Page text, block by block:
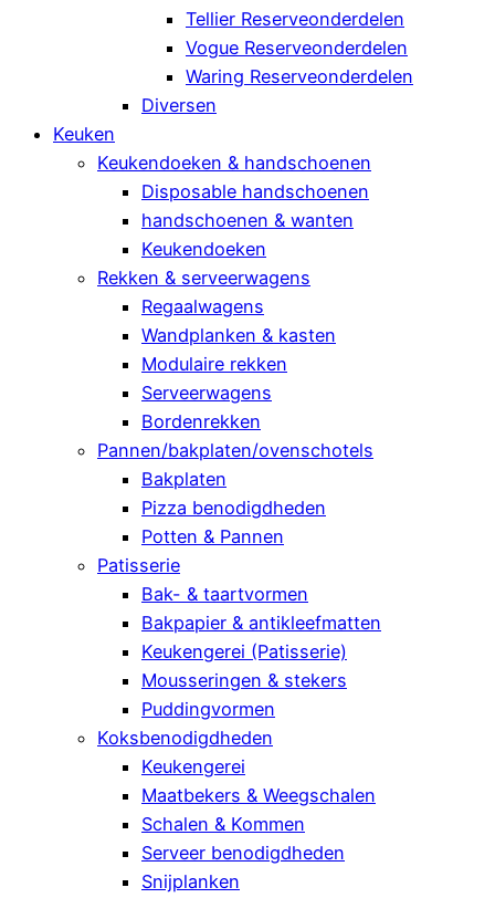
Tellier Reserveonderdelen
Vogue Reserveonderdelen
Waring Reserveonderdelen
Diversen
Keuken
Keukendoeken & handschoenen
Disposable handschoenen
handschoenen & wanten
Keukendoeken
Rekken & serveerwagens
Regaalwagens
Wandplanken & kasten
Modulaire rekken
Serveerwagens
Bordenrekken
Pannen/bakplaten/ovenschotels
Bakplaten
Pizza benodigdheden
Potten & Pannen
Patisserie
Bak- & taartvormen
Bakpapier & antikleefmatten
Keukengerei (Patisserie)
Mousseringen & stekers
Puddingvormen
Koksbenodigdheden
Keukengerei
Maatbekers & Weegschalen
Schalen & Kommen
Serveer benodigdheden
Snijplanken